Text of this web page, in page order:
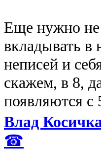
Еще нужно не
вкладывать в
неписей и
скажем, в 8,
появляются с
Влад
☎